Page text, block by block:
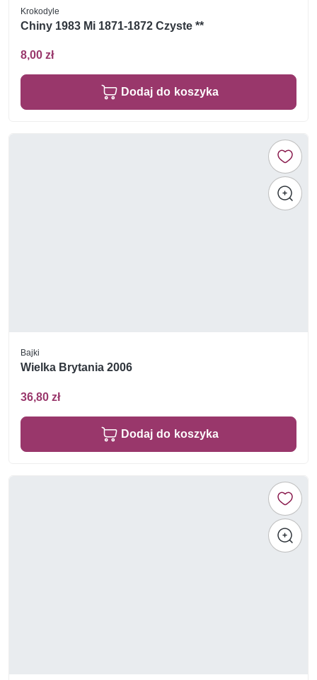
Krokodyle
Chiny 1983 Mi 1871-1872 Czyste **
8,00 zł
Dodaj do koszyka
Bajki
Wielka Brytania 2006
36,80 zł
Dodaj do koszyka